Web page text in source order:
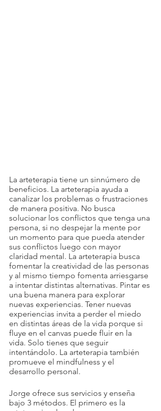
La arteterapia tiene un sinnúmero de
beneficios. La arteterapia ayuda a
canalizar los problemas o frustraciones
de manera positiva. No busca
solucionar los conflictos que tenga una
persona, si no despejar la mente por
un momento para que pueda atender
sus conflictos luego con mayor
claridad mental. La arteterapia busca
fomentar la creatividad de las personas
y al mismo tiempo fomenta arriesgarse
a intentar distintas alternativas. Pintar es
una buena manera para explorar
nuevas experiencias. Tener nuevas
experiencias invita a perder el miedo
en distintas áreas de la vida porque si
fluye en el canvas puede fluir en la
vida. Solo tienes que seguir
intentándolo. La arteterapia también
promueve el mindfulness y el
desarrollo personal.
Jorge ofrece sus servicios y enseña
bajo 3 métodos. El primero es la